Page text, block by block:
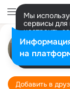
Мы
сервисы для
настроить
Разрешить
Добавить в
на